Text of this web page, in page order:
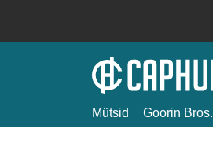
Mütsid Goorin Bros.